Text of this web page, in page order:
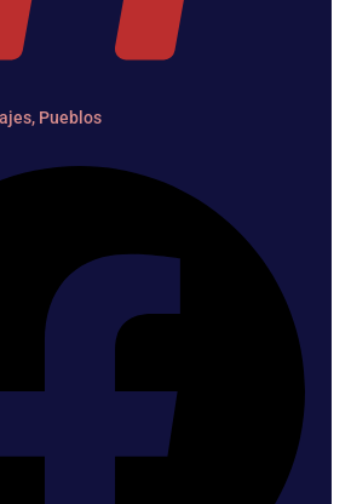
, Pueblos